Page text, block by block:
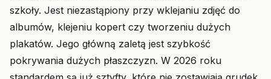
szkoły. Jest niezastąpiony przy wklejaniu zdjęć do
albumów, klejeniu kopert czy tworzeniu dużych
plakatów. Jego główną zaletą jest szybkość
pokrywania dużych płaszczyzn. W 2026 roku